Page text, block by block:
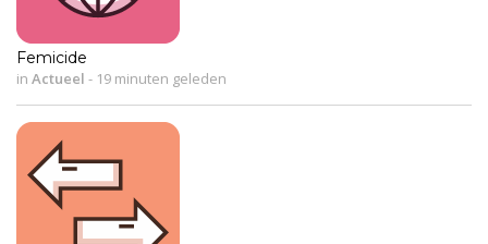
Femicide
in Actueel - 19 minuten geleden